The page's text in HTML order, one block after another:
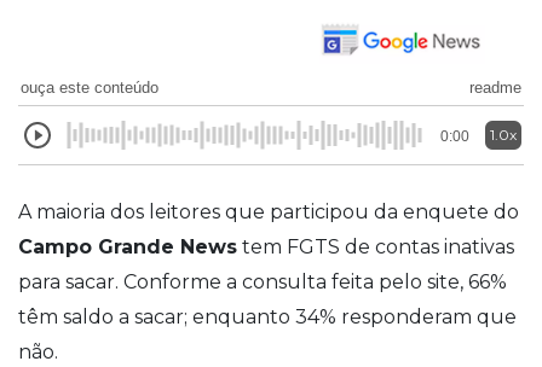
ouça este conteúdo readme
0:00 1.0x
A maioria dos leitores que participou da enquete do
Campo Grande News tem FGTS de contas inativas
para sacar. Conforme a consulta feita pelo site, 66%
têm saldo a sacar; enquanto 34% responderam que
não.